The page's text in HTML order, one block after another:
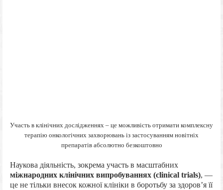
Участь в клінічних дослідженнях – це можливість отримати комплексну
терапію онкологічних захворювань із застосуванням новітніх
препаратів абсолютно безкоштовно
Наукова діяльність, зокрема участь в масштабних
міжнародних клінічних випробуваннях (clinical trials), —
це не тільки внесок кожної клініки в боротьбу за здоров’я її